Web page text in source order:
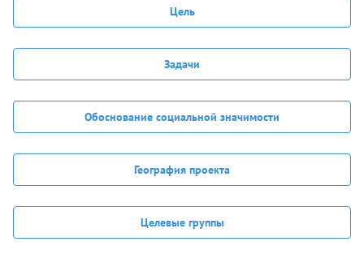
Цель
Задачи
Обоснование социальной значимости
География проекта
Целевые группы